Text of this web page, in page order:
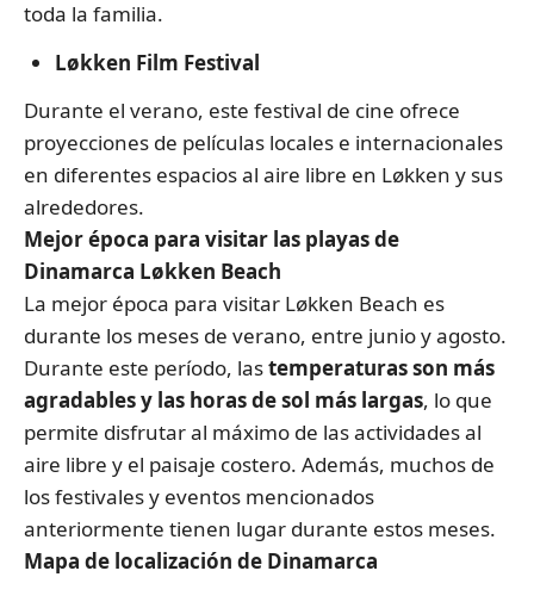
toda la familia.
Løkken Film Festival
Durante el verano, este festival de cine ofrece
proyecciones de películas locales e internacionales
en diferentes espacios al aire libre en Løkken y sus
alrededores.
Mejor época para visitar las playas de
Dinamarca Løkken Beach
La mejor época para visitar Løkken Beach es
durante los meses de verano, entre junio y agosto.
Durante este período, lastemperaturas son más
agradables y las horas de sol más largas, lo que
permite disfrutar al máximo de las actividades al
aire libre y el paisaje costero. Además, muchos de
los festivales y eventos mencionados
anteriormente tienen lugar durante estos meses.
Mapa de localización de Dinamarca